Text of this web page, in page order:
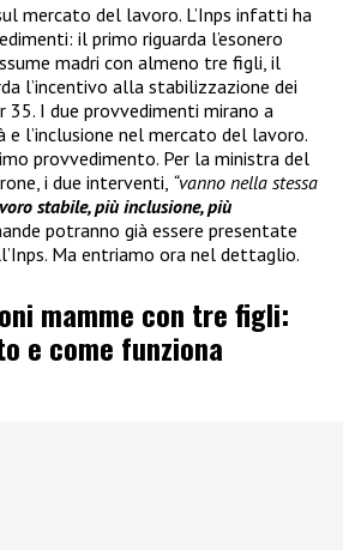
mercato del lavoro. L’Inps infatti ha
il primo riguarda l’esonero
madri con almeno tre figli, il
l’incentivo alla stabilizzazione dei
I due provvedimenti mirano a
l’inclusione nel mercato del lavoro.
provvedimento. Per la ministra del
i due interventi, “vanno nella stessa
stabile, più inclusione, più
potranno già essere presentate
Ma entriamo ora nel dettaglio.
mamme con tre figli:
e come funziona